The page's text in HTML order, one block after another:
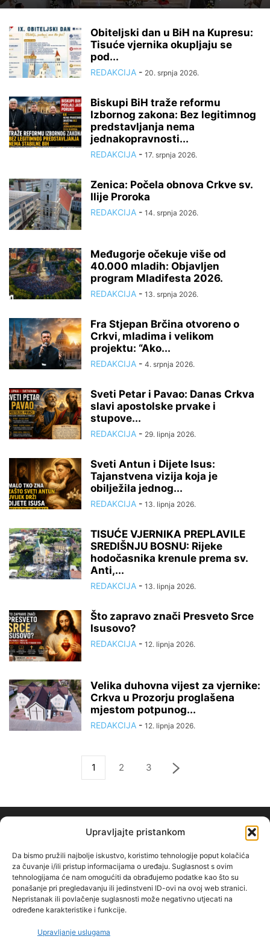
Upravljajte pristankom
Da bismo pružili najbolje iskustvo, koristimo tehnologije poput kolačića
za čuvanje i/ili pristup informacijama o uređaju. Suglasnost s ovim
tehnologijama će nam omogućiti da obrađujemo podatke kao što su
ponašanje pri pregledavanju ili jedinstveni ID-ovi na ovoj web stranici.
Nepristanak ili povlačenje suglasnosti može negativno utjecati na
određene karakteristike i funkcije.
Upravljanje uslugama
Obiteljski dan u BiH na Kupresu:
Tisuće vjernika okupljaju se
pod...
REDAKCIJA - 20. srpnja 2026.
Biskupi BiH traže reformu
Izbornog zakona: Bez legitimnog
predstavljanja nema
jednakopravnosti...
REDAKCIJA - 17. srpnja 2026.
Zenica: Počela obnova Crkve sv.
Ilije Proroka
REDAKCIJA - 14. srpnja 2026.
Međugorje očekuje više od
40.000 mladih: Objavljen
program Mladifesta 2026.
REDAKCIJA - 13. srpnja 2026.
Fra Stjepan Brčina otvoreno o
Crkvi, mladima i velikom
projektu: “Ako...
REDAKCIJA - 4. srpnja 2026.
Sveti Petar i Pavao: Danas Crkva
slavi apostolske prvake i
stupove...
REDAKCIJA - 29. lipnja 2026.
Sveti Antun i Dijete Isus:
Tajanstvena vizija koja je
obilježila jednog...
REDAKCIJA - 13. lipnja 2026.
TISUĆE VJERNIKA PREPLAVILE
SREDIŠNJU BOSNU: Rijeke
hodočasnika krenule prema sv.
Anti,...
REDAKCIJA - 13. lipnja 2026.
Što zapravo znači Presveto Srce
Isusovo?
REDAKCIJA - 12. lipnja 2026.
Velika duhovna vijest za vjernike:
Crkva u Prozorju proglašena
mjestom potpunog...
REDAKCIJA - 12. lipnja 2026.
1 2 3
O NAMA